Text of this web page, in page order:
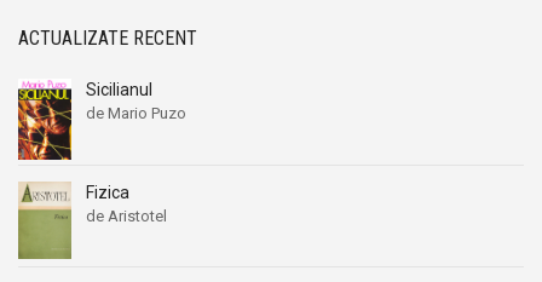
ACTUALIZATE RECENT
Sicilianul
de Mario Puzo
Fizica
de Aristotel